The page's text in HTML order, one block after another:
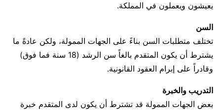
يعيشون ويعملون في المملكة.
السن
تختلف متطلبات السن بناءً على الجهات الممولة، ولكن عادةً ما
يشترط أن يكون المتقدم بالغاً سن الرشد (18 سنة فما فوق)
وقادراً على إبرام العقود القانونية.
التدريب والخبرة
بعض الجهات الممولة قد تشترط أن يكون لدى المتقدم خبرة